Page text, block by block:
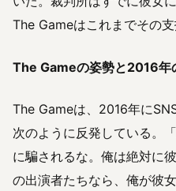
The Gameはこれまでその支
The Gameの姿勢と2016年
The Gameは、2016年に
次のように反発している。
に騙されるな。俺は絶対に
の出演者たちなら、俺が彼